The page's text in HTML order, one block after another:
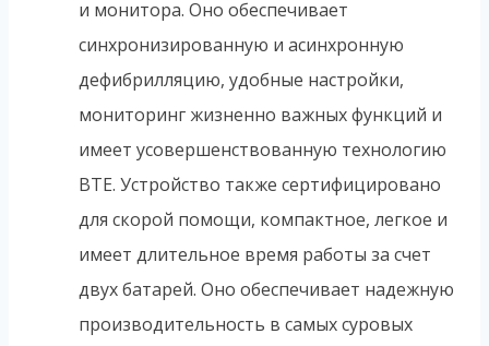
и монитора. Оно обеспечивает
синхронизированную и асинхронную
дефибрилляцию, удобные настройки,
мониторинг жизненно важных функций и
имеет усовершенствованную технологию
BTE. Устройство также сертифицировано
для скорой помощи, компактное, легкое и
имеет длительное время работы за счет
двух батарей. Оно обеспечивает надежную
производительность в самых суровых